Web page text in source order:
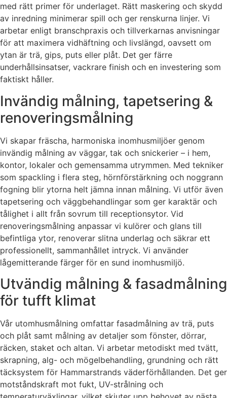
med rätt primer för underlaget. Rätt maskering och skydd
av inredning minimerar spill och ger renskurna linjer. Vi
arbetar enligt branschpraxis och tillverkarnas anvisningar
för att maximera vidhäftning och livslängd, oavsett om
ytan är trä, gips, puts eller plåt. Det ger färre
underhållsinsatser, vackrare finish och en investering som
faktiskt håller.
Invändig målning, tapetsering &
renoveringsmålning
Vi skapar fräscha, harmoniska inomhusmiljöer genom
invändig målning av väggar, tak och snickerier – i hem,
kontor, lokaler och gemensamma utrymmen. Med tekniker
som spackling i flera steg, hörnförstärkning och noggrann
fogning blir ytorna helt jämna innan målning. Vi utför även
tapetsering och väggbehandlingar som ger karaktär och
tålighet i allt från sovrum till receptionsytor. Vid
renoveringsmålning anpassar vi kulörer och glans till
befintliga ytor, renoverar slitna underlag och säkrar ett
professionellt, sammanhållet intryck. Vi använder
lågemitterande färger för en sund inomhusmiljö.
Utvändig målning & fasadmålning
för tufft klimat
Vår utomhusmålning omfattar fasadmålning av trä, puts
och plåt samt målning av detaljer som fönster, dörrar,
räcken, staket och altan. Vi arbetar metodiskt med tvätt,
skrapning, alg- och mögelbehandling, grundning och rätt
täcksystem för Hammarstrands väderförhållanden. Det ger
motståndskraft mot fukt, UV-strålning och